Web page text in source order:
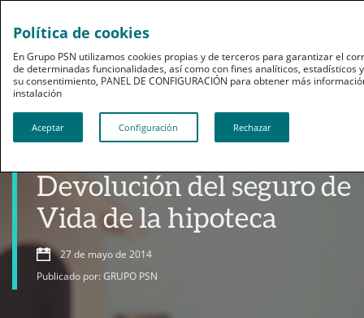
Devolución del seguro de
Vida de la hipoteca
27 de mayo de 2014
Publicado por: GRUPO PSN
Política de cookies
En Grupo PSN utilizamos cookies propias y de terceros para garantizar el
de determinadas funcionalidades, así como con fines analíticos, estadísticos
su consentimiento, PANEL DE CONFIGURACIÓN para obtener más
instalación​​​​​​​
Aceptar Configuración Rechazar